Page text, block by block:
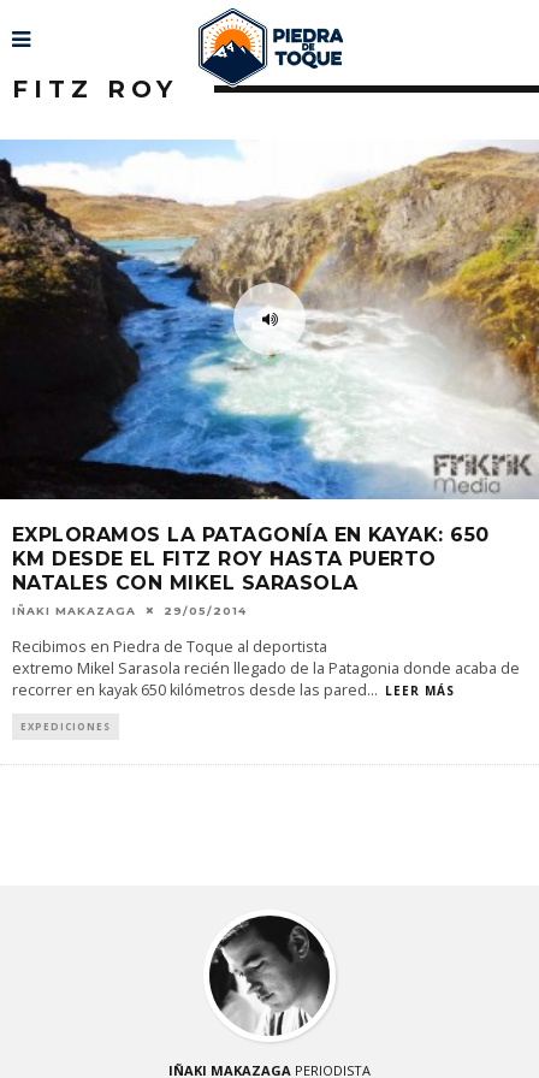
FITZ ROY
EXPLORAMOS LA PATAGONÍA EN KAYAK: 650
KM DESDE EL FITZ ROY HASTA PUERTO
NATALES CON MIKEL SARASOLA
IÑAKI MAKAZAGA 29/05/2014
Recibimos en Piedra de Toque al deportista
extremo Mikel Sarasola recién llegado de la Patagonia donde acaba de
recorrer en kayak 650 kilómetros desde las pared... LEER MÁS
EXPEDICIONES
IÑAKI MAKAZAGA PERIODISTA